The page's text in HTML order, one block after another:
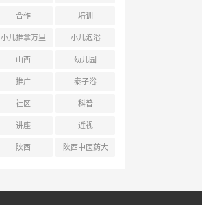
合作 培训
小儿推拿万里
行
小儿泡浴
山西 幼儿园
推广 泰子浴
社区 科普
讲座 近视
陕西 陕西中医药大